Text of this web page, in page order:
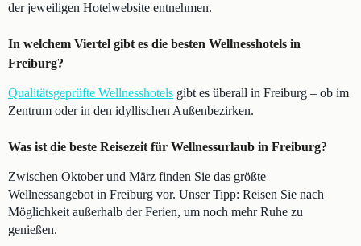
der jeweiligen Hotelwebsite entnehmen.
In welchem Viertel gibt es die besten Wellnesshotels in
Freiburg?
Qualitätsgeprüfte Wellnesshotels gibt es überall in Freiburg – ob im
Zentrum oder in den idyllischen Außenbezirken.
Was ist die beste Reisezeit für Wellnessurlaub in Freiburg?
Zwischen Oktober und März finden Sie das größte
Wellnessangebot in Freiburg vor. Unser Tipp: Reisen Sie nach
Möglichkeit außerhalb der Ferien, um noch mehr Ruhe zu
genießen.